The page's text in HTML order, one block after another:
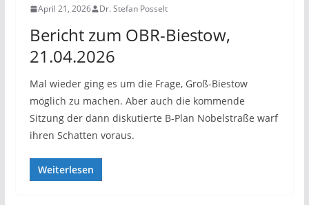
April 21, 2026 Dr. Stefan Posselt
Bericht zum OBR-Biestow,
21.04.2026
Mal wieder ging es um die Frage, Groß-Biestow
möglich zu machen. Aber auch die kommende
Sitzung der dann diskutierte B-Plan Nobelstraße warf
ihren Schatten voraus.
Weiterlesen